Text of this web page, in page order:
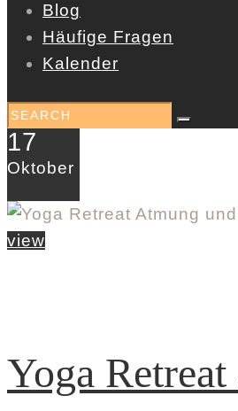
Blog
Häufige Fragen
Kalender
17
Oktober
view
Yoga